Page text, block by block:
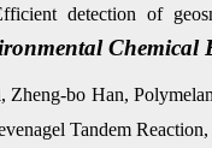
detection of
Chemical
bo Han,
Tandem Reaction,